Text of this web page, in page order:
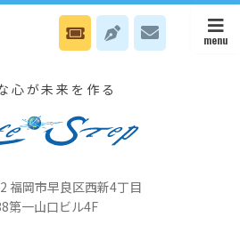
ル日、八幡オフィスは宗像ユリックスで
心が未来を作る
福岡市早良区西新4丁目
第一山口ビル4F